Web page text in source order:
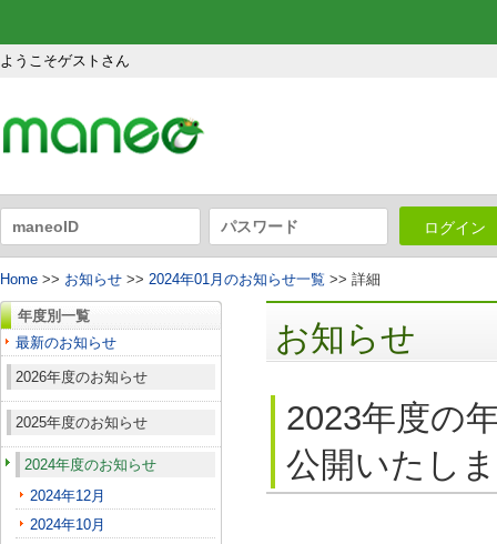
ようこそゲストさん
ログイン
Home >> お知らせ >> 2024年01月のお知らせ一覧 >> 詳細
年度別一覧
最新のお知らせ
2026年度のお知らせ
2025年度のお知らせ
2024年度のお知らせ
2024年12月
2024年10月
お知らせ
2023年度の
公開いたし